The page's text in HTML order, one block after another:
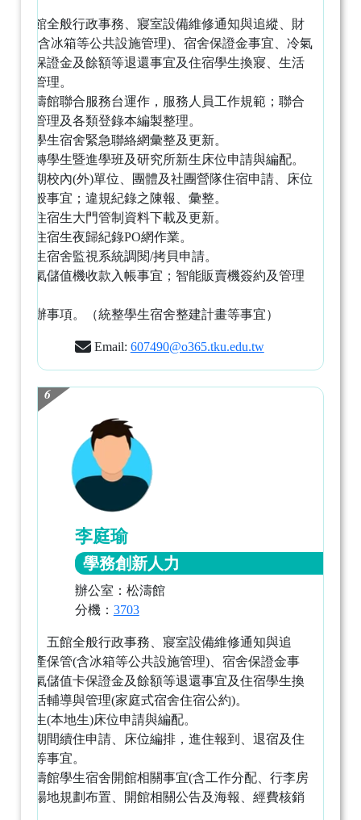
濤二館全般行政事務、寢室設備維修通知與追縱、財
保管(含冰箱等公共設施管理)、宿舍保證金事宜、冷氣
值卡保證金及餘額等退還事宜及住宿學生換寢、生活
導與管理。
導松濤館聯合服務台運作，服務人員工作規範；聯合
務台管理及各類登錄本編製整理。
濤館學生宿舍緊急聯絡網彙整及更新。
生、轉學生暨進學班及研究所新生床位申請與編配。
整暑期校內(外)單位、團體及社團營隊住宿申請、床位
排全般事宜；違規紀錄之陳報、彙整。
濤館住宿生大門管制資料下載及更新。
濤館住宿生夜歸紀錄PO網作業。
理學生宿舍監視系統調閱/拷貝申請。
整冷氣儲值機收款入帳事宜；智能販賣機簽約及管理
時交辦事項。（統整學生宿舍整建計畫等事宜）
Email: 607490@o365.tku.edu.tw
6
李庭瑜
學務創新人力
辦公室：松濤館
分機： 3703
濤四、五館全般行政事務、寢室設備維修通知與追
、財產保管(含冰箱等公共設施管理)、宿舍保證金事
、冷氣儲值卡保證金及餘額等退還事宜及住宿學生換
、生活輔導與管理(家庭式宿舍住宿公約)。
一新生(本地生)床位申請與編配。
暑假期間續住申請、床位編排，進住報到、退宿及住
管理等事宜。
籌松濤館學生宿舍開館相關事宜(含工作分配、行李房
劃、場地規劃布置、開館相關公告及海報、經費核銷